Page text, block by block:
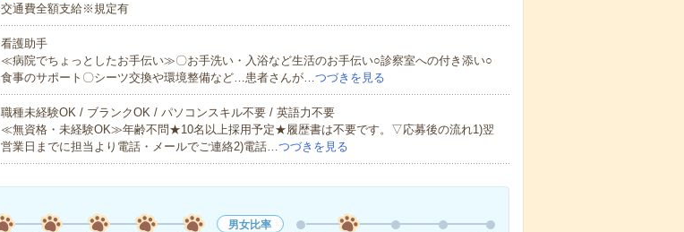
交通費全額支給※規定有
看護助手
≪病院でちょっとしたお手伝い≫〇お手洗い・入浴など生活のお手伝い○診察室への付き添い○
食事のサポート〇シーツ交換や環境整備など…患者さんが… つづきを見る
職種未経験OK / ブランクOK / パソコンスキル不要 / 英語力不要
≪無資格・未経験OK≫年齢不問★10名以上採用予定★履歴書は不要です。▽応募後の流れ1)翌
営業日までに担当より電話・メールでご連絡2)電話… つづきを見る
男女比率